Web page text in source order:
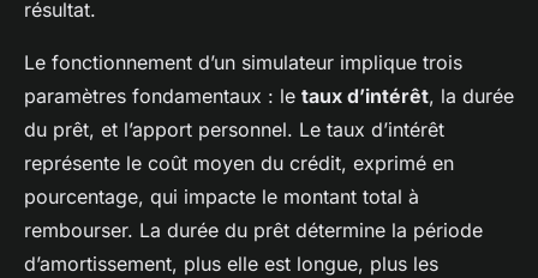
résultat.
Le fonctionnement d’un simulateur implique trois
paramètres fondamentaux : le taux d’intérêt, la durée
du prêt, et l’apport personnel. Le taux d’intérêt
représente le coût moyen du crédit, exprimé en
pourcentage, qui impacte le montant total à
rembourser. La durée du prêt détermine la période
d’amortissement, plus elle est longue, plus les